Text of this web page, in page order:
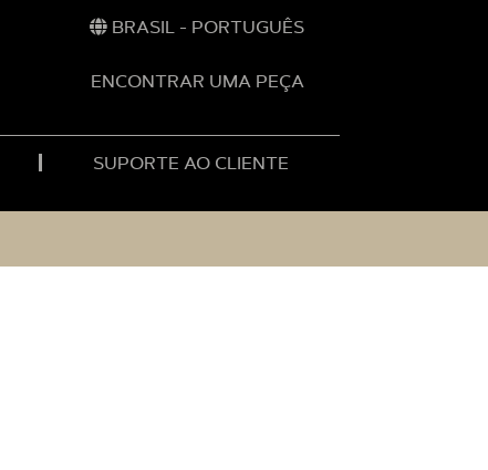
BRASIL - PORTUGUÊS
ENCONTRAR UMA PEÇA
SUPORTE AO CLIENTE